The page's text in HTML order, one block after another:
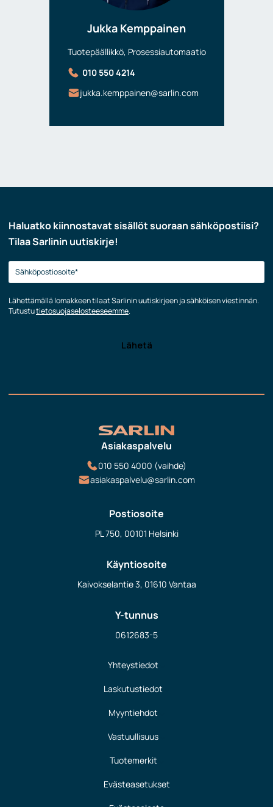
Jukka Kemppainen
Tuotepäällikkö, Prosessiautomaatio
010 550 4214
jukka.kemppainen@sarlin.com
Haluatko kiinnostavat sisällöt suoraan sähköpostiisi?
Tilaa Sarlinin uutiskirje!
Lähettämällä lomakkeen tilaat Sarlinin uutiskirjeen ja sähköisen viestinnän.
Tutustutietosuojaselosteeseemme.
Asiakaspalvelu
010 550 4000 (vaihde)
asiakaspalvelu@sarlin.com
Postiosoite
PL 750, 00101 Helsinki
Käyntiosoite
Kaivokselantie 3, 01610 Vantaa
Y-tunnus
0612683-5
Yhteystiedot
Laskutustiedot
Myyntiehdot
Vastuullisuus
Tuotemerkit
Evästeasetukset